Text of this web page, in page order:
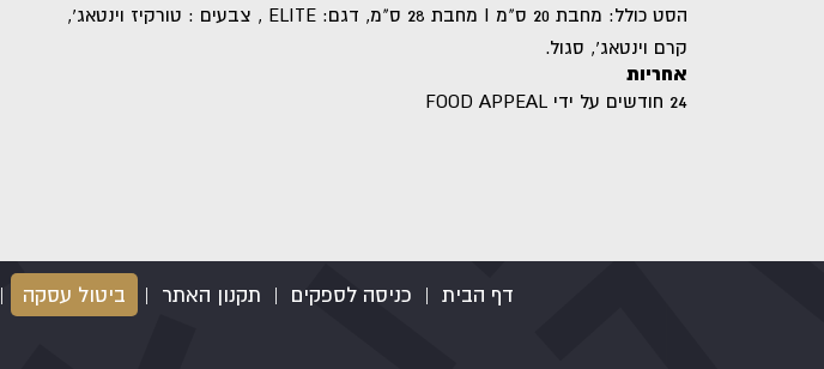
הסט כולל: מחבת 20 ס"מ I מחבת 28 ס"מ, דגם: ELITE , צבעים : טורקיז וינטאג',
קרם וינטאג', סגול.
אחריות
24 חודשים על ידי FOOD APPEAL
דף הבית | כניסה לספקים | תקנון האתר | ביטול עסקה |